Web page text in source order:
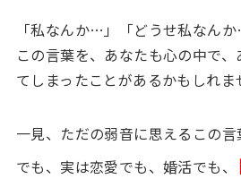
「私なんか…」「どうせ私なんか
この言葉を、あなたも心の中で
てしまったことがあるかもしれま
一見、ただの弱音に思えるこの言
でも、実は恋愛でも、婚活でも、